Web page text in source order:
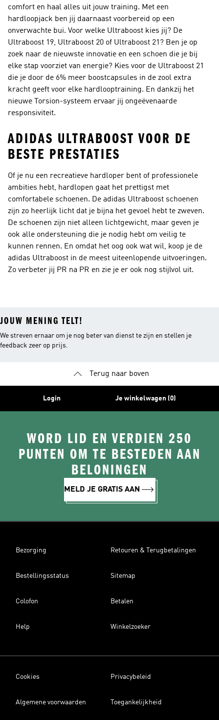
comfort en haal alles uit jouw training. Met een
hardloopjack ben jij daarnaast voorbereid op een
onverwachte bui. Voor welke Ultraboost kies jij? De
Ultraboost 19, Ultraboost 20 of Ultraboost 21? Ben je op
zoek naar de nieuwste innovatie en een schoen die je bij
elke stap voorziet van energie? Kies voor de Ultraboost 21
die je door de 6% meer boostcapsules in de zool extra
kracht geeft voor elke hardlooptraining. En dankzij het
nieuwe Torsion-systeem ervaar jij ongeëvenaarde
responsiviteit.
ADIDAS ULTRABOOST VOOR DE
BESTE PRESTATIES
Of je nu een recreatieve hardloper bent of professionele
ambities hebt, hardlopen gaat het prettigst met
comfortabele schoenen. De adidas Ultraboost schoenen
zijn zo heerlijk licht dat je bijna het gevoel hebt te zweven.
De schoenen zijn niet alleen lichtgewicht, maar geven je
ook alle ondersteuning die je nodig hebt om veilig te
kunnen rennen. En omdat het oog ook wat wil, koop je de
adidas Ultraboost in de meest uiteenlopende uitvoeringen.
Zo verbeter jij PR na PR en zie je er ook nog stijlvol uit.
JOUW MENING TELT!
We streven ernaar om je nog beter van dienst te zijn en stellen je
feedback zeer op prijs.
Terug naar boven
Login Je winkelwagen (0)
WORD LID EN VERDIEN 250
PUNTEN OM TE BESTEDEN AAN
BELONINGEN
MELD JE GRATIS AAN
Bezorging Retouren & Terugbetalingen
Bestellingsstatus Sitemap
Colofon Betalen
Help Winkelzoeker
Cookies Privacybeleid
Algemene voorwaarden Toegankelijkheid